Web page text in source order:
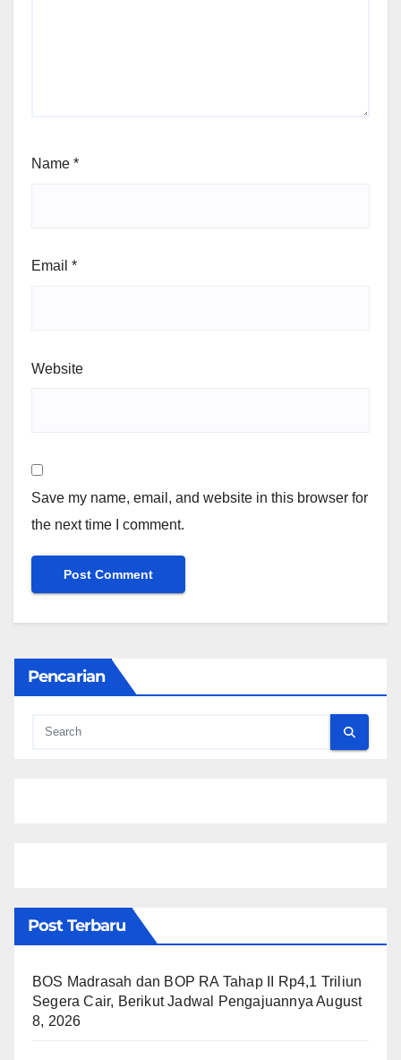
Name *
Email *
Website
Save my name, email, and website in this browser for
the next time I comment.
Pencarian
Post Terbaru
BOS Madrasah dan BOP RA Tahap II Rp4,1 Triliun
Segera Cair, Berikut Jadwal Pengajuannya August
8, 2026